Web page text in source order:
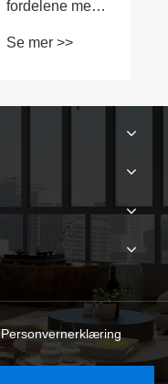
fordelene med
skoskap?
Se mer >>
Personvernerklæring